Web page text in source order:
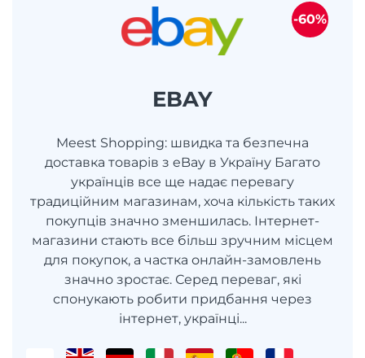
EBAY
Meest Shopping: швидка та безпечна
доставка товарів з eBay в Україну Багато
українців все ще надає перевагу
традиційним магазинам, хоча кількість таких
покупців значно зменшилась. Інтернет-
магазини стають все більш зручним місцем
для покупок, а частка онлайн-замовлень
значно зростає. Серед переваг, які
спонукають робити придбання через
інтернет, українці...
-60%